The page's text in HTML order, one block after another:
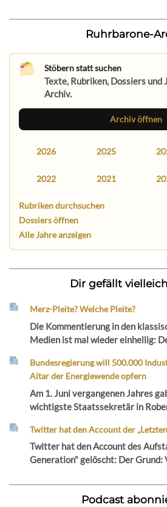
Ruhrbarone-
Stöbern statt suchen
Texte, Rubriken, Dossiers und
Archiv.
Archiv öffnen
2026 2025
2022 2021
Rubriken durchsuchen
Dossiers öffnen
Alle Jahre anzeigen
Dir gefällt
Merz-Pleite? Welche Pleite?
Die Kommentierung in den
Medien ist mal wieder einhellig:
Bundesregierung will 500.000
Altar der Energiewende opfern
Am 1. Juni vergangenen Jahres
wichtigste Staatssekretär in
Twitter hat den Account der
Twitter hat den Account des
Generation" gelöscht: Der Grund:
Podcast